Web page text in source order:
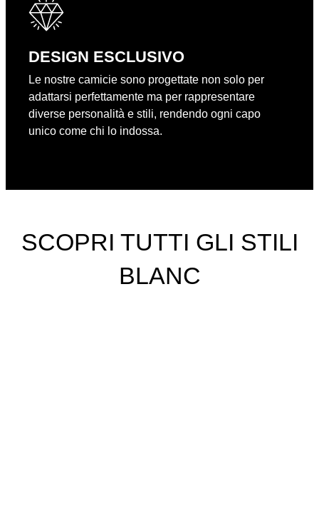
DESIGN ESCLUSIVO
Le nostre camicie sono progettate non solo per
adattarsi perfettamente ma per rappresentare
diverse personalità e stili, rendendo ogni capo
unico come chi lo indossa.
SCOPRI TUTTI GLI STILI
BLANC